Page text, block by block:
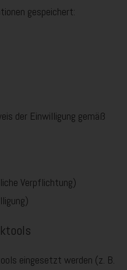
gespeichert:
der Einwilligung gemäß
Verpflichtung)
eingesetzt werden (z. B.